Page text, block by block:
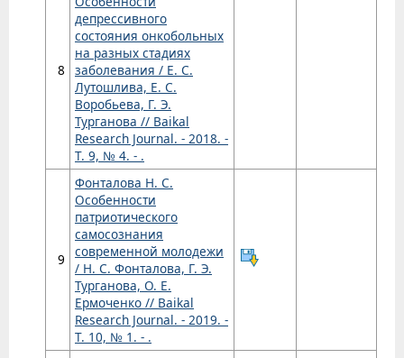
8
депрессивного
состояния онкобольных
на разных стадиях
заболевания / Е. С.
Лутошлива, Е. С.
Воробьева, Г. Э.
Турганова // Baikal
Research Journal. - 2018. -
Т. 9, № 4. - .
9
Фонталова Н. С.
Особенности
патриотического
самосознания
современной молодежи
/ Н. С. Фонталова, Г. Э.
Турганова, О. Е.
Ермоченко // Baikal
Research Journal. - 2019. -
Т. 10, № 1. - .